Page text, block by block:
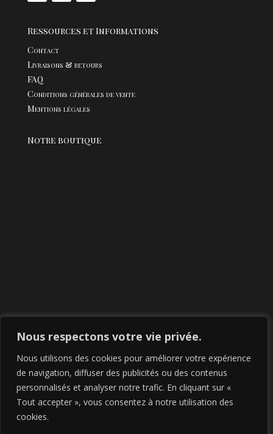
Nous respectons votre vie privée.
Nous utilisons des cookies pour améliorer votre expérience
de navigation, diffuser des publicités ou des contenus
personnalisés et analyser notre trafic. En cliquant sur «
Tout accepter », vous consentez à notre utilisation des
cookies.
Ressources et Informations
Contact
Livraisons & retours
FAQ
Conditions générales de vente
Mentions légales
Notre boutique